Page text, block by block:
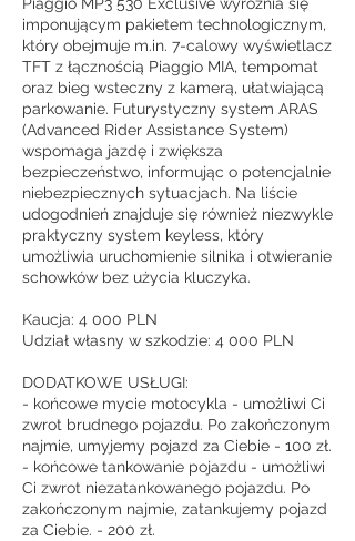
imponującym pakietem technologicznym,
który obejmuje m.in. 7-calowy wyświetlacz
TFT z łącznością Piaggio MIA, tempomat
oraz bieg wsteczny z kamerą, ułatwiającą
parkowanie. Futurystyczny system ARAS
(Advanced Rider Assistance System)
wspomaga jazdę i zwiększa
bezpieczeństwo, informując o potencjalnie
niebezpiecznych sytuacjach. Na liście
udogodnień znajduje się również niezwykle
praktyczny system keyless, który
umożliwia uruchomienie silnika i otwieranie
schowków bez użycia kluczyka.
Kaucja: 4 000 PLN
Udział własny w szkodzie: 4 000 PLN
DODATKOWE USŁUGI:
- końcowe mycie motocykla - umożliwi Ci
zwrot brudnego pojazdu. Po zakończonym
najmie, umyjemy pojazd za Ciebie - 100 zł.
- końcowe tankowanie pojazdu - umożliwi
Ci zwrot niezatankowanego pojazdu. Po
zakończonym najmie, zatankujemy pojazd
za Ciebie. - 200 zł.